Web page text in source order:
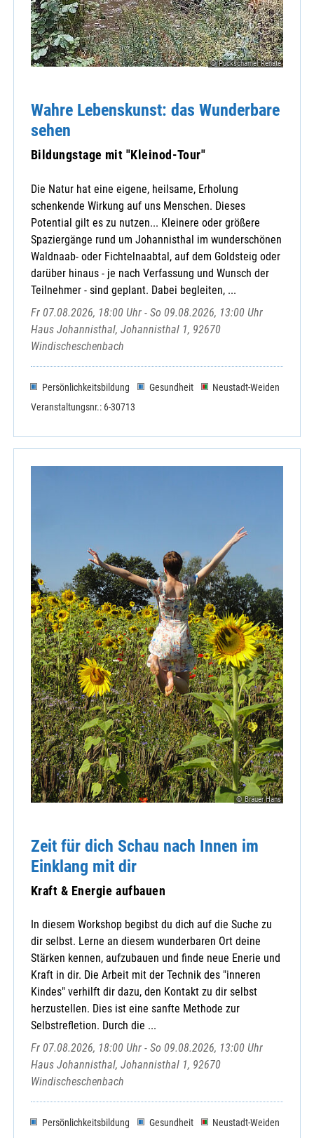
© Puckschamel Renate
Wahre Lebenskunst: das Wunderbare
sehen
Bildungstage mit "Kleinod-Tour"
Die Natur hat eine eigene, heilsame, Erholung
schenkende Wirkung auf uns Menschen. Dieses
Potential gilt es zu nutzen... Kleinere oder größere
Spaziergänge rund um Johannisthal im wunderschönen
Waldnaab- oder Fichtelnaabtal, auf dem Goldsteig oder
darüber hinaus - je nach Verfassung und Wunsch der
Teilnehmer - sind geplant. Dabei begleiten, ...
Fr 07.08.2026, 18:00 Uhr - So 09.08.2026, 13:00 Uhr
Haus Johannisthal, Johannisthal 1, 92670
Windischeschenbach
Persönlichkeitsbildung Gesundheit
Neustadt-Weiden
Veranstaltungsnr.: 6-30713
© Bräuer Hans
Zeit für dich Schau nach Innen im
Einklang mit dir
Kraft & Energie aufbauen
In diesem Workshop begibst du dich auf die Suche zu
dir selbst. Lerne an diesem wunderbaren Ort deine
Stärken kennen, aufzubauen und finde neue Enerie und
Kraft in dir. Die Arbeit mit der Technik des "inneren
Kindes" verhilft dir dazu, den Kontakt zu dir selbst
herzustellen. Dies ist eine sanfte Methode zur
Selbstrefletion. Durch die ...
Fr 07.08.2026, 18:00 Uhr - So 09.08.2026, 13:00 Uhr
Haus Johannisthal, Johannisthal 1, 92670
Windischeschenbach
Persönlichkeitsbildung Gesundheit
Neustadt-Weiden